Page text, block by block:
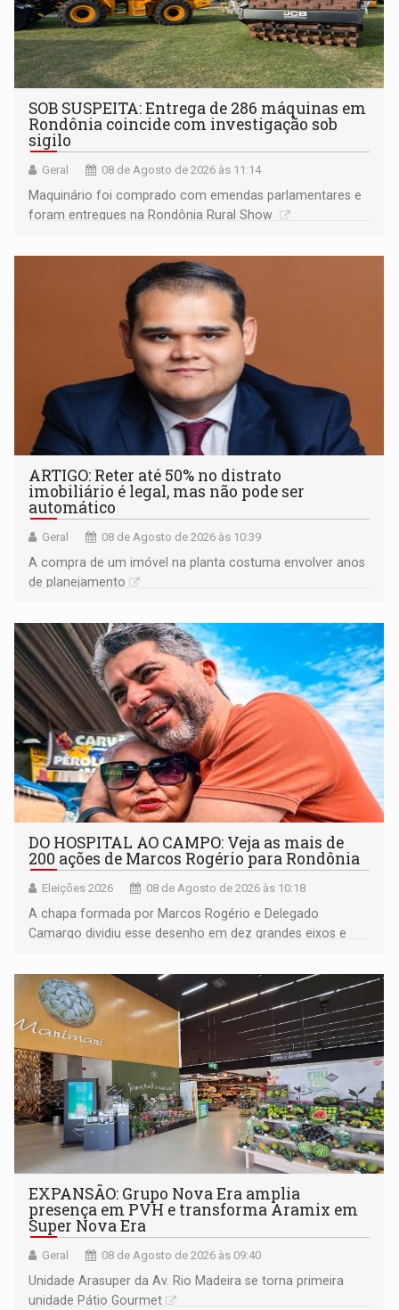
SOB SUSPEITA: Entrega de 286 máquinas em
Rondônia coincide com investigação sob
sigilo
Geral 08 de Agosto de 2026 às 11:14
Maquinário foi comprado com emendas parlamentares e
foram entregues na Rondônia Rural Show
ARTIGO: Reter até 50% no distrato
imobiliário é legal, mas não pode ser
automático
Geral 08 de Agosto de 2026 às 10:39
A compra de um imóvel na planta costuma envolver anos
de planejamento
DO HOSPITAL AO CAMPO: Veja as mais de
200 ações de Marcos Rogério para Rondônia
Eleições 2026 08 de Agosto de 2026 às 10:18
A chapa formada por Marcos Rogério e Delegado
Camargo dividiu esse desenho em dez grandes eixos e
EXPANSÃO: Grupo Nova Era amplia
presença em PVH e transforma Aramix em
Super Nova Era
Geral 08 de Agosto de 2026 às 09:40
Unidade Arasuper da Av. Rio Madeira se torna primeira
unidade Pátio Gourmet